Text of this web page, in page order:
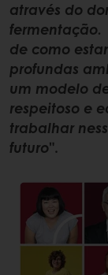
através do
fermentação.
de como
profundas
um modelo
respeitoso e
trabalhar
futuro".